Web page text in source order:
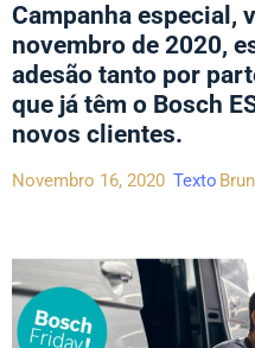
Campanha especial,
novembro de 2020,
adesão tanto por
que já têm o Bosch
novos clientes.
Novembro 16, 2020 Texto